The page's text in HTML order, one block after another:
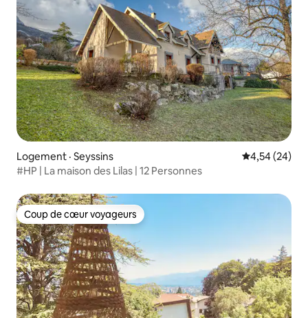
Logement · Seyssins Note
4,54 (24)
#HP | La maison des Lilas | 12 Personnes
Coup de cœur voyageurs
Coup de cœur voyageurs